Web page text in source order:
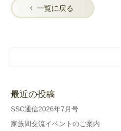
一覧に戻る
最近の投稿
SSC通信2026年7月号
家族間交流イベントのご案内